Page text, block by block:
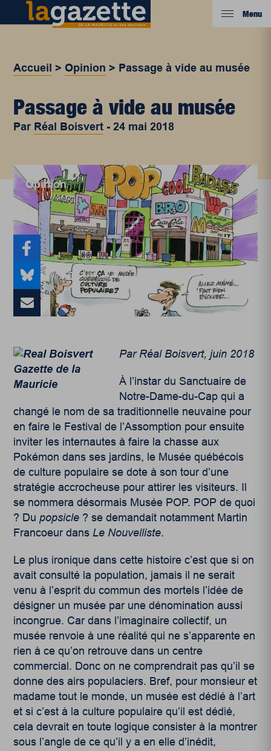
Menu
Accueil >Opinion > Passage à vide au musée
Passage à vide au musée
Par Réal Boisvert -24 mai 2018
Opinion
Par Réal Boisvert, juin 2018
À l’instar du Sanctuaire de
Notre-Dame-du-Cap qui a
changé le nom de sa traditionnelle neuvaine pour
en faire le Festival de l’Assomption pour ensuite
inviter les internautes à faire la chasse aux
Pokémon dans ses jardins, le Musée québécois
de culture populaire se dote à son tour d’une
stratégie accrocheuse pour attirer les visiteurs. Il
se nommera désormais Musée POP. POP de quoi
? Du popsicle ? se demandait notamment Martin
Francoeur dans Le Nouvelliste.
Le plus ironique dans cette histoire c’est que si on
avait consulté la population, jamais il ne serait
venu à l’esprit du commun des mortels l’idée de
désigner un musée par une dénomination aussi
incongrue. Car dans l’imaginaire collectif, un
musée renvoie à une réalité qui ne s’apparente en
rien à ce qu’on retrouve dans un centre
commercial. Donc on ne comprendrait pas qu’il se
donne des airs populaciers. Bref, pour monsieur et
madame tout le monde, un musée est dédié à l’art
et si c’est à la culture populaire qu’il est dédié,
cela devrait en toute logique consister à la montrer
sous l’angle de ce qu’il y a en elle d’inédit,